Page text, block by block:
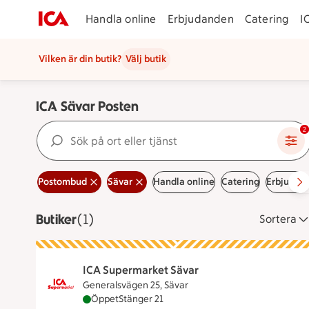
Handla online Erbjudanden Catering
Vilken är din butik? Välj butik
ICA Sävar Posten
Sök på ort eller tjänst 2
Postombud Sävar Handla online Catering
ButikerVisar 1 stycken
(1) Sortera
ICA Supermarket Sävar
Generalsvägen 25, Sävar
ICA Supermarket Sävar är öppen nu, stänger
ÖppetStänger 21